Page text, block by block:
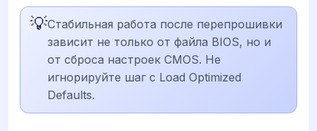
💡Стабильная работа после перепрошивки
зависит не только от файла BIOS, но и
от сброса настроек CMOS. Не
игнорируйте шаг с Load Optimized
Defaults.